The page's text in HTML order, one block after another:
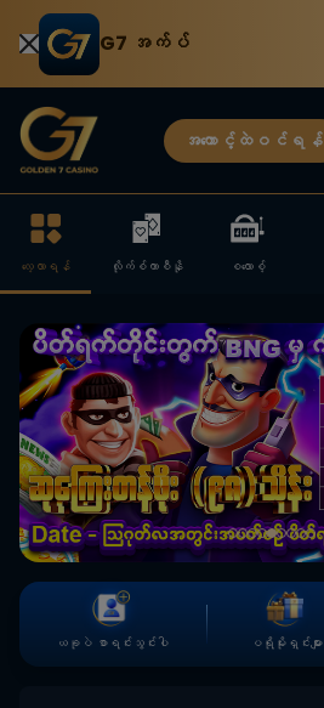
G7 အက်ပ်
အကောင့်ထဲဝင်ရန်
လေ့လာရန် လိုက်စ်ကာစီနို စလောစ့်
ယခုပဲ စာရင်းသွင်းပါ ပရိုမိုးရှင်းများ